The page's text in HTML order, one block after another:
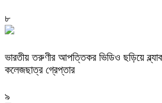
৮
ভারতীয় তরুণীর আপত্তিকর ভিডিও ছড়িয়ে
কলেজছাত্র গ্রেপ্তার
৯